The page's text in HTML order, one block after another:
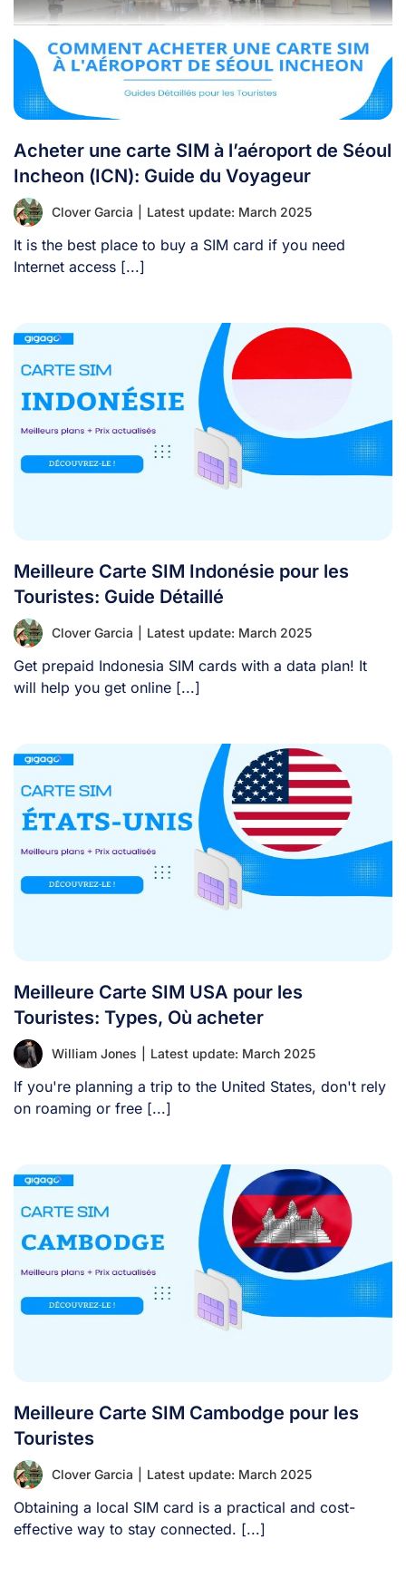
Acheter une carte SIM à l’aéroport de Séoul
Incheon (ICN): Guide du Voyageur
Clover Garcia Latest update: March 2025
It is the best place to buy a SIM card if you need
Internet access [...]
Meilleure Carte SIM Indonésie pour les
Touristes: Guide Détaillé
Clover Garcia Latest update: March 2025
Get prepaid Indonesia SIM cards with a data plan! It
will help you get online [...]
Meilleure Carte SIM USA pour les
Touristes: Types, Où acheter
William Jones Latest update: March 2025
If you're planning a trip to the United States, don't rely
on roaming or free [...]
Meilleure Carte SIM Cambodge pour les
Touristes
Clover Garcia Latest update: March 2025
Obtaining a local SIM card is a practical and cost-
effective way to stay connected. [...]